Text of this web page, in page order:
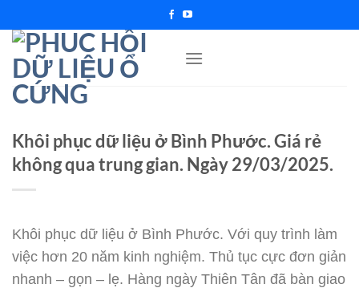
đến
dung
Khôi phục dữ liệu ở Bình Phước. Giá rẻ
không qua trung gian. Ngày 29/03/2025.
Khôi phục dữ liệu ở Bình Phước. Với quy trình làm
việc hơn 20 năm kinh nghiệm. Thủ tục cực đơn giản
nhanh – gọn – lẹ. Hàng ngày Thiên Tân đã bàn giao